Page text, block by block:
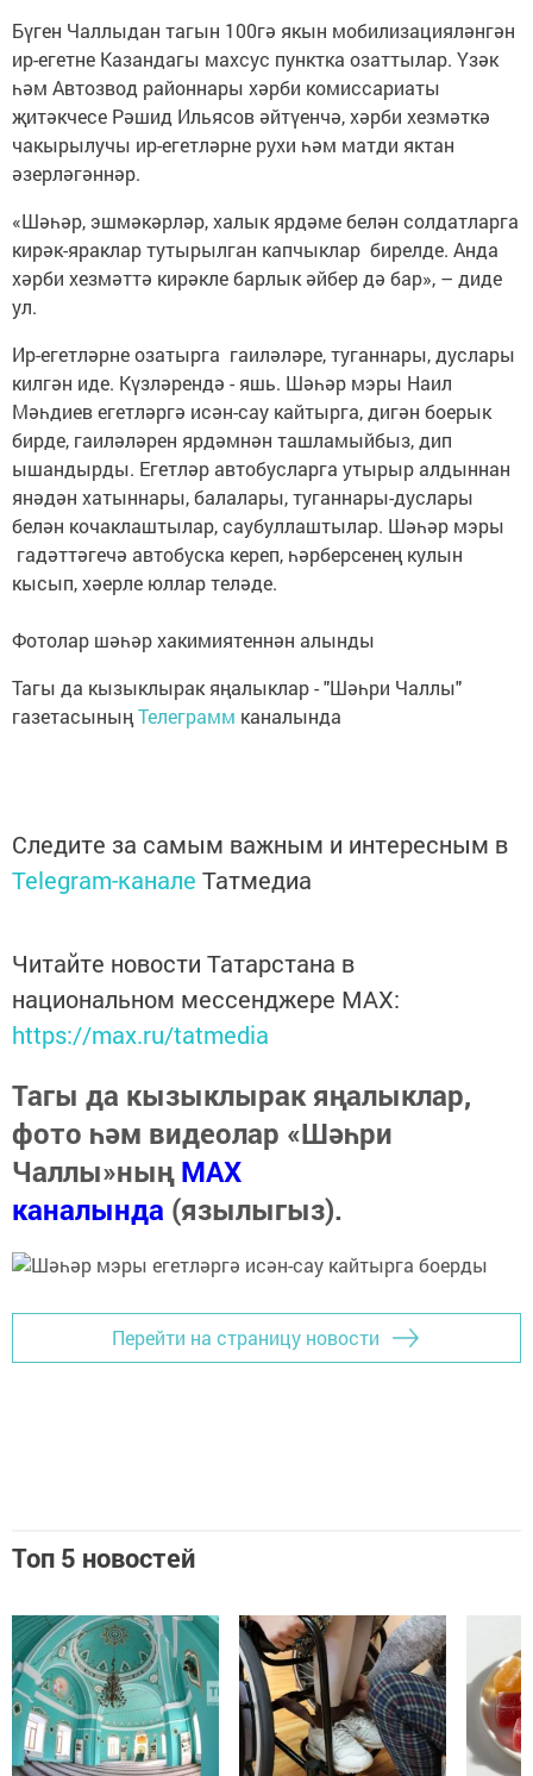
Бүген Чаллыдан тагын 100гә якын мобилизацияләнгән
ир-егетне Казандагы махсус пунктка озаттылар. Үзәк
һәм Автозвод районнары хәрби комиссариаты
җитәкчесе Рәшид Ильясов әйтүенчә, хәрби хезмәткә
чакырылучы ир-егетләрне рухи һәм матди яктан
әзерләгәннәр.
«Шәһәр, эшмәкәрләр, халык ярдәме белән солдатларга
кирәк-яраклар тутырылган капчыклар бирелде. Анда
хәрби хезмәттә кирәкле барлык әйбер дә бар», – диде
ул.
Ир-егетләрне озатырга гаиләләре, туганнары, дуслары
килгән иде. Күзләрендә - яшь. Шәһәр мэры Наил
Мәһдиев егетләргә исән-сау кайтырга, дигән боерык
бирде, гаиләләрен ярдәмнән ташламыйбыз, дип
ышандырды. Егетләр автобусларга утырыр алдыннан
янәдән хатыннары, балалары, туганнары-дуслары
белән кочаклаштылар, саубуллаштылар. Шәһәр мэры
гадәттәгечә автобуска кереп, һәрберсенең кулын
кысып, хәерле юллар теләде.
Фотолар шәһәр хакимиятеннән алынды
Тагы да кызыклырак яңалыклар - "Шәһри Чаллы"
газетасының Телеграмм каналында
Следите за самым важным и интересным в
Telegram-канале Татмедиа
Читайте новости Татарстана в
национальном мессенджере MАХ:
https://max.ru/tatmedia
Тагы да кызыклырак яңалыклар,
фото һәм видеолар «Шәһри
Чаллы»ныңMAX
каналында (язылыгыз).
Перейти на страницу новости
Топ 5 новостей